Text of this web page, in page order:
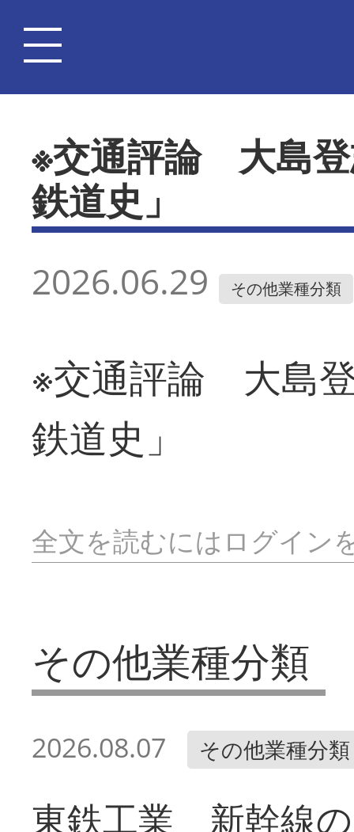
※交通評論 大島
鉄道史」
2026.06.29 その他業種分類
※交通評論 大島
鉄道史」
全文を読むにはログイン
その他業種分類
2026.08.07 その他業種分類
東鉄工業 新幹線